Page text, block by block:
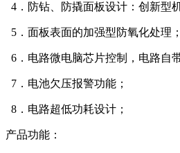
4．防钻、防撬面板设计：创新型
5．面板表面的加强型防氧化处理；
6．电路微电脑芯片控制，电路自
7．电池欠压报警功能；
8．电路超低功耗设计；
产品功能：